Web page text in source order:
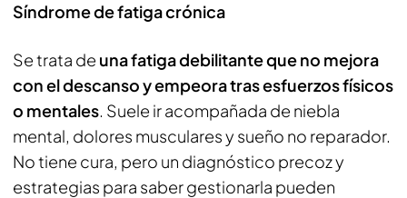
Síndrome de fatiga crónica
Se trata de una fatiga debilitante que no mejora
con el descanso y empeora tras esfuerzos físicos
o mentales. Suele ir acompañada de niebla
mental, dolores musculares y sueño no reparador.
No tiene cura, pero un diagnóstico precoz y
estrategias para saber gestionarla pueden